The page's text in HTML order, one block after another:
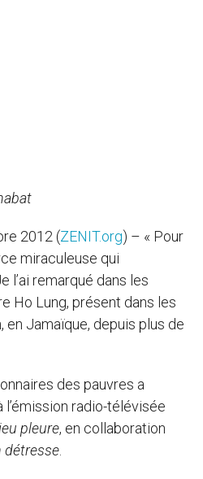
2012 (ZENIT.org) – « Pour
miraculeuse qui
l’ai remarqué dans les
Ho Lung, présent dans les
en Jamaïque, depuis plus de
des pauvres a
radio-télévisée
pleure, en collaboration
détresse